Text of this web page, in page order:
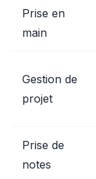
Prise en
main
Gestion de
projet
Prise de
notes